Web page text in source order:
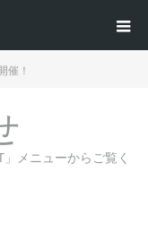
催！
メニューからご覧く